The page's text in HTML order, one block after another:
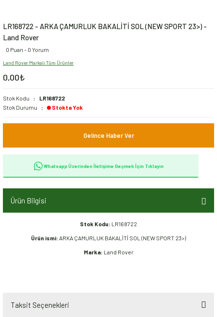
LR168722 - ARKA ÇAMURLUK BAKALİTİ SOL (NEW SPORT 23>) -
Land Rover
0 Puan - 0 Yorum
Land Rover Markalı Tüm Ürünler
0,00₺
Stok Kodu
LR168722
Stok Durumu
Stokta Yok
Gelince Haber Ver
Whatsapp Üzerinden İletişime Geçmek İçin Tıklayın
Ürün Bilgisi
Stok Kodu: LR168722
Ürün ismi: ARKA ÇAMURLUK BAKALİTİ SOL (NEW SPORT 23>)
Marka: Land Rover
Taksit Seçenekleri